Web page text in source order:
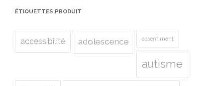
ÉTIQUETTES PRODUIT
accessibilité adolescence assentiment
autisme